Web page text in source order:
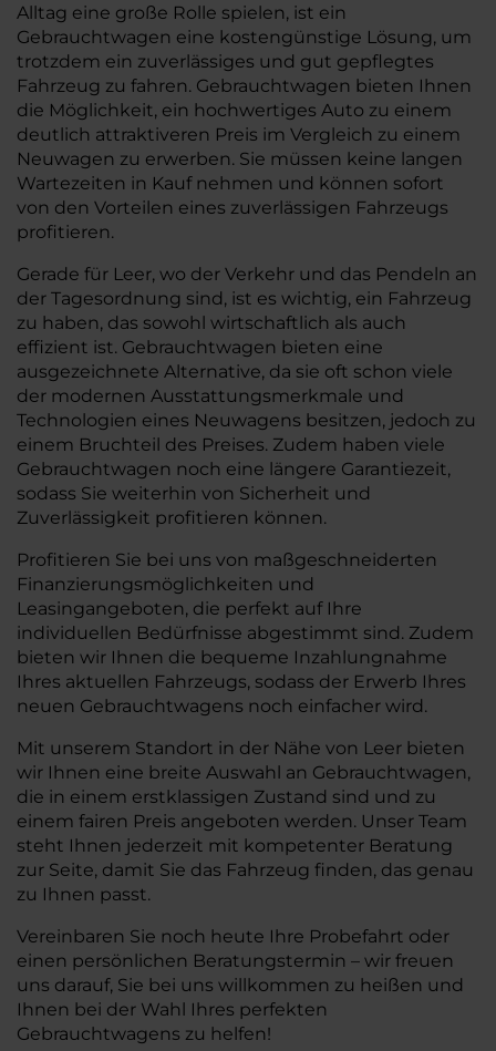
Alltag eine große Rolle spielen, ist ein
Gebrauchtwagen eine kostengünstige Lösung, um
trotzdem ein zuverlässiges und gut gepflegtes
Fahrzeug zu fahren. Gebrauchtwagen bieten Ihnen
die Möglichkeit, ein hochwertiges Auto zu einem
deutlich attraktiveren Preis im Vergleich zu einem
Neuwagen zu erwerben. Sie müssen keine langen
Wartezeiten in Kauf nehmen und können sofort
von den Vorteilen eines zuverlässigen Fahrzeugs
profitieren.
Gerade für Leer, wo der Verkehr und das Pendeln an
der Tagesordnung sind, ist es wichtig, ein Fahrzeug
zu haben, das sowohl wirtschaftlich als auch
effizient ist. Gebrauchtwagen bieten eine
ausgezeichnete Alternative, da sie oft schon viele
der modernen Ausstattungsmerkmale und
Technologien eines Neuwagens besitzen, jedoch zu
einem Bruchteil des Preises. Zudem haben viele
Gebrauchtwagen noch eine längere Garantiezeit,
sodass Sie weiterhin von Sicherheit und
Zuverlässigkeit profitieren können.
Profitieren Sie bei uns von maßgeschneiderten
Finanzierungsmöglichkeiten und
Leasingangeboten, die perfekt auf Ihre
individuellen Bedürfnisse abgestimmt sind. Zudem
bieten wir Ihnen die bequeme Inzahlungnahme
Ihres aktuellen Fahrzeugs, sodass der Erwerb Ihres
neuen Gebrauchtwagens noch einfacher wird.
Mit unserem Standort in der Nähe von Leer bieten
wir Ihnen eine breite Auswahl an Gebrauchtwagen,
die in einem erstklassigen Zustand sind und zu
einem fairen Preis angeboten werden. Unser Team
steht Ihnen jederzeit mit kompetenter Beratung
zur Seite, damit Sie das Fahrzeug finden, das genau
zu Ihnen passt.
Vereinbaren Sie noch heute Ihre Probefahrt oder
einen persönlichen Beratungstermin – wir freuen
uns darauf, Sie bei uns willkommen zu heißen und
Ihnen bei der Wahl Ihres perfekten
Gebrauchtwagens zu helfen!